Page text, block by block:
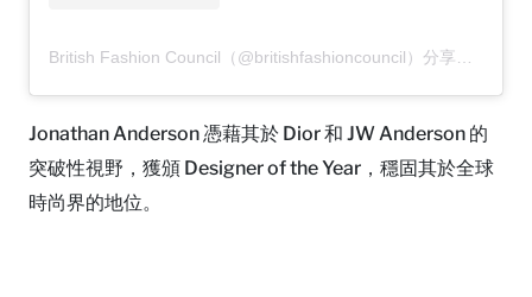
Jonathan Anderson 憑藉其於 Dior 和 JW Anderson 的
突破性視野，獲頒 Designer of the Year，穩固其於全球
時尚界的地位。